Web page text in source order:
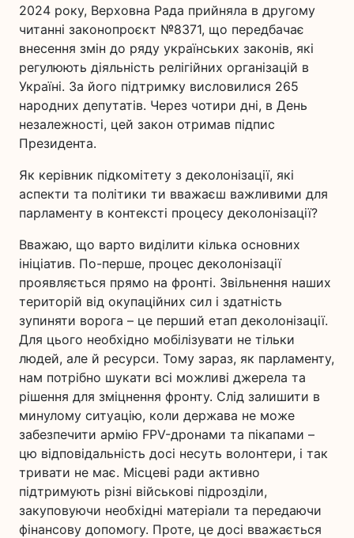
2024 року, Верховна Рада прийняла в другому
читанні законопроєкт №8371, що передбачає
внесення змін до ряду українських законів, які
регулюють діяльність релігійних організацій в
Україні. За його підтримку висловилися 265
народних депутатів. Через чотири дні, в День
незалежності, цей закон отримав підпис
Президента.
Як керівник підкомітету з деколонізації, які
аспекти та політики ти вважаєш важливими для
парламенту в контексті процесу деколонізації?
Вважаю, що варто виділити кілька основних
ініціатив. По-перше, процес деколонізації
проявляється прямо на фронті. Звільнення наших
територій від окупаційних сил і здатність
зупиняти ворога – це перший етап деколонізації.
Для цього необхідно мобілізувати не тільки
людей, але й ресурси. Тому зараз, як парламенту,
нам потрібно шукати всі можливі джерела та
рішення для зміцнення фронту. Слід залишити в
минулому ситуацію, коли держава не може
забезпечити армію FPV-дронами та пікапами –
цю відповідальність досі несуть волонтери, і так
тривати не має. Місцеві ради активно
підтримують різні військові підрозділи,
закуповуючи необхідні матеріали та передаючи
фінансову допомогу. Проте, це досі вважається